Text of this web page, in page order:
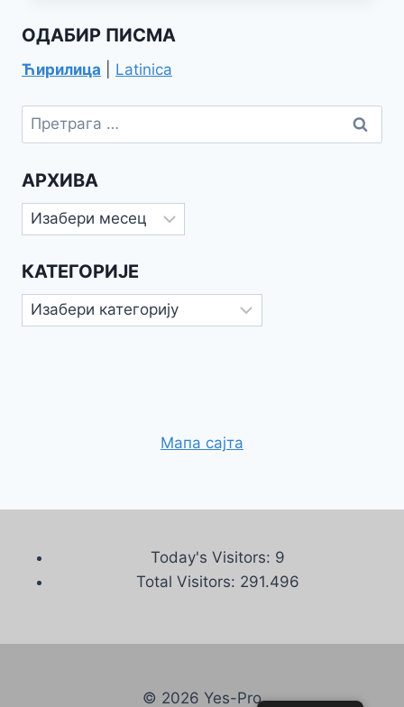
ОДАБИР ПИСМА
Ћирилица Latinica
Претрага
за:
АРХИВА
Архива
КАТЕГОРИЈЕ
Категорије
Мапа сајта
Today's Visitors: 9
Total Visitors: 291.496
© 2026 Yes-Pro